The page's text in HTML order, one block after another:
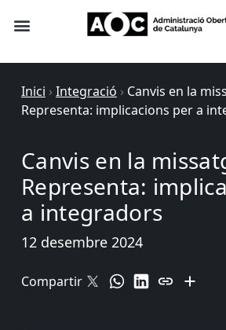
Inici › Integració › Canvis en la
Representa: implicacions per a
Canvis en la
Representa:
a integradors
12 desembre 2024
Compartir